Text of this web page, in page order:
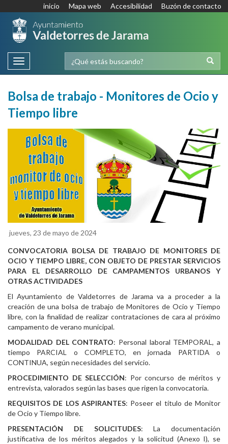
inicio Mapa web Accesibilidad Buzón de contacto
Toggle
navigation
Bolsa de trabajo - Monitores de Ocio y
Tiempo libre
jueves, 23 de mayo de 2024
CONVOCATORIA BOLSA DE TRABAJO DE MONITORES DE
OCIO Y TIEMPO LIBRE, CON OBJETO DE PRESTAR SERVICIOS
PARA EL DESARROLLO DE CAMPAMENTOS URBANOS Y
OTRAS ACTIVIDADES
El Ayuntamiento de Valdetorres de Jarama va a proceder a la
creación de una bolsa de trabajo de Monitores de Ocio y Tiempo
libre, con la finalidad de realizar contrataciones de cara al próximo
campamento de verano municipal.
MODALIDAD DEL CONTRATO: Personal laboral TEMPORAL, a
tiempo PARCIAL o COMPLETO, en jornada PARTIDA o
CONTINUA, según necesidades del servicio.
PROCEDIMIENTO DE SELECCIÓN: Por concurso de méritos y
entrevista, valorados según las bases que rigen la convocatoria.
REQUISITOS DE LOS ASPIRANTES: Poseer el título de Monitor
de Ocio y Tiempo libre.
PRESENTACIÓN DE SOLICITUDES: La documentación
justificativa de los méritos alegados y la solicitud (Anexo I), se